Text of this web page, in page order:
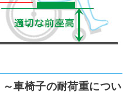
車椅子の耐荷重につい